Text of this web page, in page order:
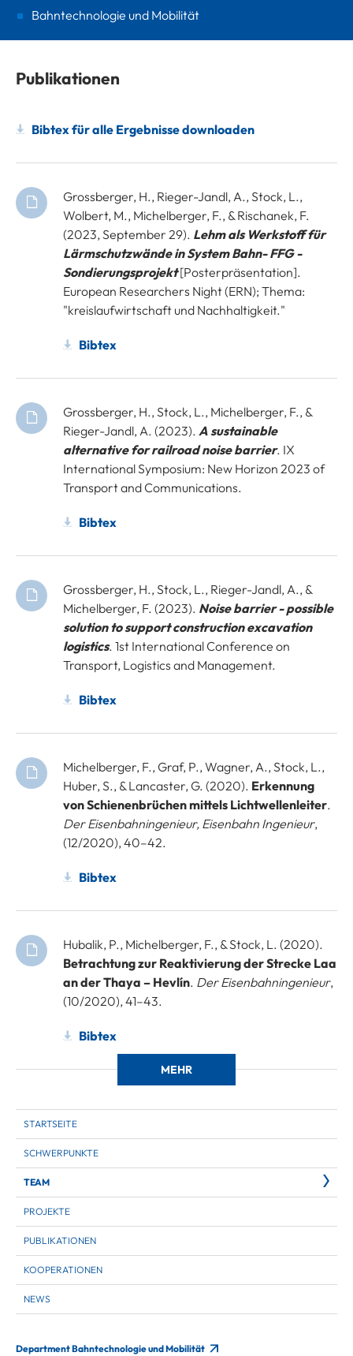
Bahntechnologie und Mobilität
Publikationen
Bibtex für alle Ergebnisse downloaden
Grossberger, H., Rieger-Jandl, A., Stock, L.,
Wolbert, M., Michelberger, F., & Rischanek, F.
(2023, September 29). Lehm als Werkstoff für
Lärmschutzwände in System Bahn- FFG -
Sondierungsprojekt[Posterpräsentation].
European Researchers Night (ERN); Thema:
"kreislaufwirtschaft und Nachhaltigkeit."
Bibtex
Grossberger, H., Stock, L., Michelberger, F., &
Rieger-Jandl, A. (2023). A sustainable
alternative for railroad noise barrier. IX
International Symposium: New Horizon 2023 of
Transport and Communications.
Bibtex
Grossberger, H., Stock, L., Rieger-Jandl, A., &
Michelberger, F. (2023). Noise barrier - possible
solution to support construction excavation
logistics. 1st International Conference on
Transport, Logistics and Management.
Bibtex
Michelberger, F., Graf, P., Wagner, A., Stock, L.,
Huber, S., & Lancaster, G. (2020). Erkennung
von Schienenbrüchen mittels Lichtwellenleiter.
Der Eisenbahningenieur, Eisenbahn Ingenieur,
(12/2020), 40–42.
Bibtex
Hubalik, P., Michelberger, F., & Stock, L. (2020).
Betrachtung zur Reaktivierung der Strecke Laa
an der Thaya – Hevlín. Der Eisenbahningenieur,
(10/2020), 41–43.
Bibtex
MEHR
STARTSEITE
SCHWERPUNKTE
TEAM
PROJEKTE
PUBLIKATIONEN
KOOPERATIONEN
NEWS
Department Bahntechnologie und Mobilität